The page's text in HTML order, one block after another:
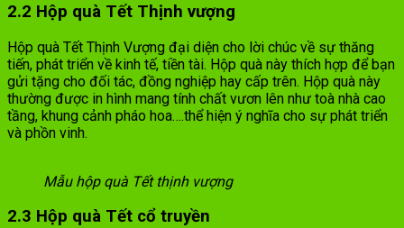
2.2 Hộp quà Tết Thịnh vượng
Hộp quà Tết Thịnh Vượng đại diện cho lời chúc về sự thăng
tiến, phát triển về kinh tế, tiền tài. Hộp quà này thích hợp để bạn
gửi tặng cho đối tác, đồng nghiệp hay cấp trên. Hộp quà này
thường được in hình mang tính chất vươn lên như toà nhà cao
tầng, khung cảnh pháo hoa….thể hiện ý nghĩa cho sự phát triển
và phồn vinh.
Mẫu hộp quà Tết thịnh vượng
2.3 Hộp quà Tết cổ truyền